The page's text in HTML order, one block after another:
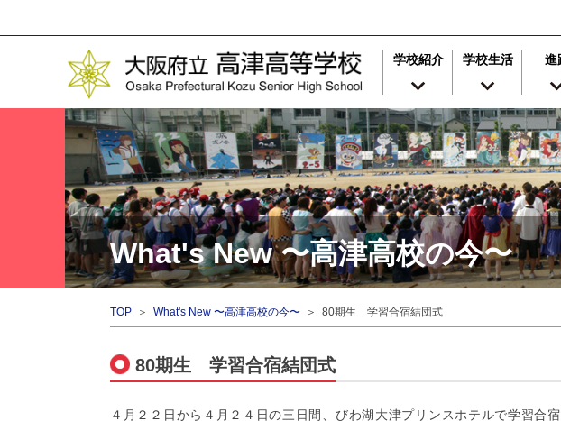
学校紹介 学校生活 進
What's New 〜高津高校の今〜
TOP ＞ What's New 〜高津高校の今〜 ＞ 80期生 学習合宿結団式
80期生 学習合宿結団式
４月２２日から４月２４日の三日間、びわ湖大津プリンスホテルで学習合